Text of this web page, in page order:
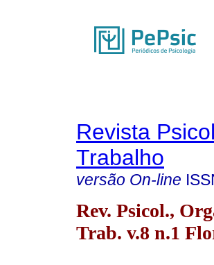
Revista
Trabalho
versão On-line
Rev. Psicol.,
Trab. v.8 n.1